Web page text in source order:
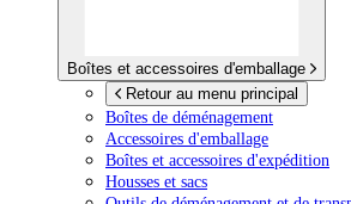
Boîtes et accessoires d'emballage
Retour au menu principal
Boîtes de déménagement
Accessoires d'emballage
Boîtes et accessoires d'expédition
Housses et sacs